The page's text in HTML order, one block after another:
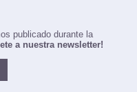
publicado durante la
a nuestra newsletter!